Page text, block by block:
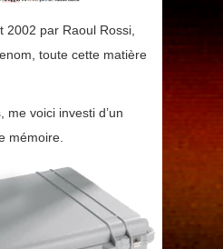
2002 par Raoul Rossi,
toute cette matière
me voici investi d’un
mémoire.